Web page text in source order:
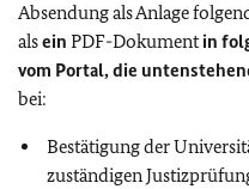
Absendung als Anlage
alsein PDF-Dokumentin
vom Portal, die
bei:
Bestätigung der
zuständigen